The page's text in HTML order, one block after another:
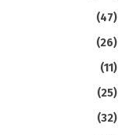
(47)
(26)
(11)
(25)
(32)